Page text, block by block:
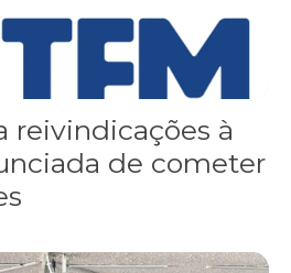
reivindicações à
de cometer
20 pontos para as eleições 2026